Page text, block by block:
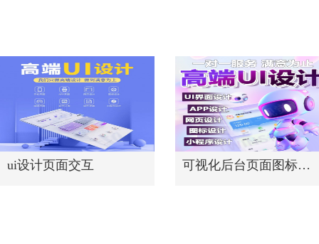
ui设计页面交互 可视化后台页面图标原创设计